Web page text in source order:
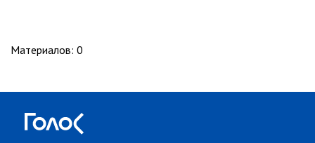
Материалов: 0